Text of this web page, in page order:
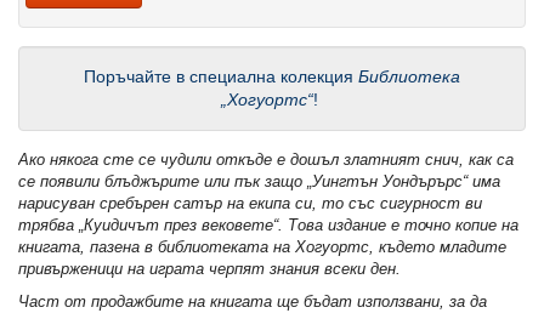
Поръчайте в специална колекция Библиотека
„Хогуортс“!
Ако някога сте се чудили откъде е дошъл златният снич, как са
се появили блъджърите или пък защо „Уингтън Уондърърс“ има
нарисуван сребърен сатър на екипа си, то със сигурност ви
трябва „Куидичът през вековете“. Това издание е точно копие на
книгата, пазена в библиотеката на Хогуортс, където младите
привърженици на играта черпят знания всеки ден.
Част от продажбите на книгата ще бъдат използвани, за да